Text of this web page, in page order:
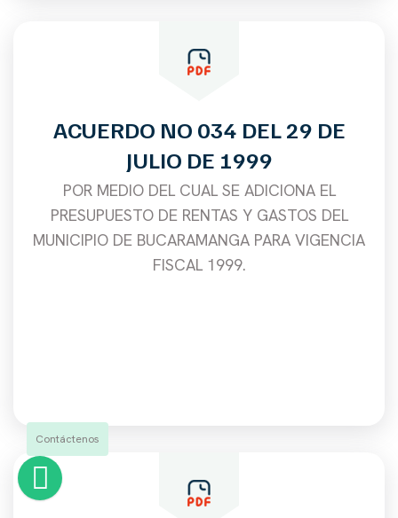
ACUERDO NO 034 DEL 29 DE
JULIO DE 1999
POR MEDIO DEL CUAL SE ADICIONA EL
PRESUPUESTO DE RENTAS Y GASTOS DEL
MUNICIPIO DE BUCARAMANGA PARA VIGENCIA
FISCAL 1999.
Contáctenos